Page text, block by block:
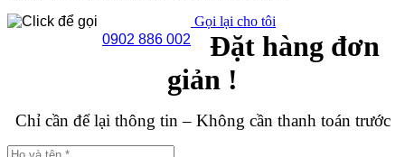
0902 886 002
Gọi lại cho tôi
Đặt hàng đơn
giản !
Chỉ cần để lại thông tin – Không cần thanh toán trước